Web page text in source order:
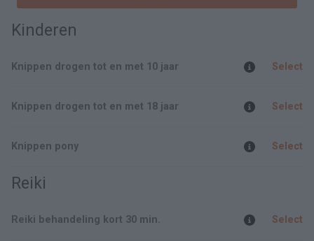
Kinderen
Knippen drogen tot en met 10 jaar Select
Knippen drogen tot en met 18 jaar Select
Knippen pony Select
Reiki
Reiki behandeling kort 30 min. Select